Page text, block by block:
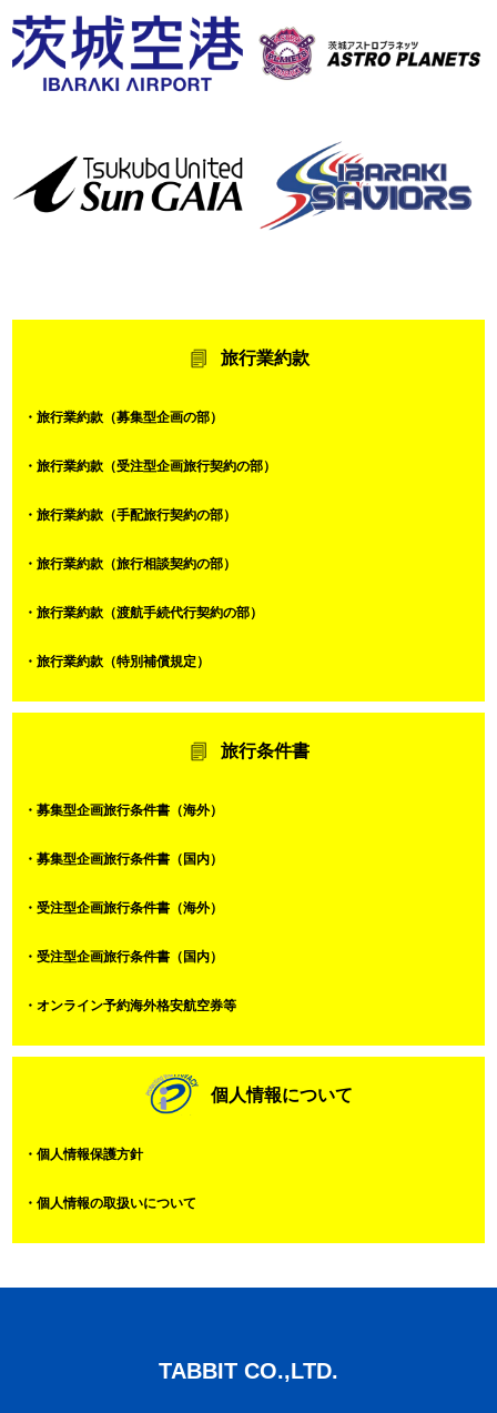
旅行業約款
・旅行業約款（募集型企画の部）
・旅行業約款（受注型企画旅行契約の部）
・旅行業約款（手配旅行契約の部）
・旅行業約款（旅行相談契約の部）
・旅行業約款（渡航手続代行契約の部）
・旅行業約款（特別補償規定）
旅行条件書
・募集型企画旅行条件書（海外）
・募集型企画旅行条件書（国内）
・受注型企画旅行条件書（海外）
・受注型企画旅行条件書（国内）
・オンライン予約海外格安航空券等
個人情報について
・個人情報保護方針
・個人情報の取扱いについて
TABBIT CO.,LTD.